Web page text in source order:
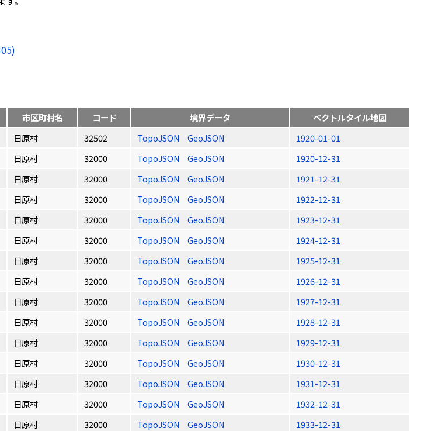
市区町村名 コード 境界データ
ベクトルタイル地図
日原村 32502 TopoJSON GeoJSON
1920-01-01
日原村 32000 TopoJSON GeoJSON
1920-12-31
日原村 32000 TopoJSON GeoJSON
1921-12-31
日原村 32000 TopoJSON GeoJSON
1922-12-31
日原村 32000 TopoJSON GeoJSON
1923-12-31
日原村 32000 TopoJSON GeoJSON
1924-12-31
日原村 32000 TopoJSON GeoJSON
1925-12-31
日原村 32000 TopoJSON GeoJSON
1926-12-31
日原村 32000 TopoJSON GeoJSON
1927-12-31
日原村 32000 TopoJSON GeoJSON
1928-12-31
日原村 32000 TopoJSON GeoJSON
1929-12-31
日原村 32000 TopoJSON GeoJSON
1930-12-31
日原村 32000 TopoJSON GeoJSON
1931-12-31
日原村 32000 TopoJSON GeoJSON
1932-12-31
日原村 32000 TopoJSON GeoJSON
1933-12-31